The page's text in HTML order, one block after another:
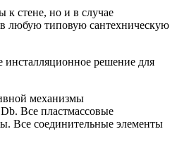
к стене, но и в случае
любую типовую сантехническую
решение для
механизмы
Все пластмассовые
Все соединительные элементы